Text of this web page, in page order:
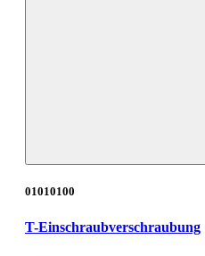
01010100
T-Einschraubverschraubung